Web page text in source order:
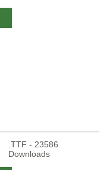
.TTF - 23586
Downloads